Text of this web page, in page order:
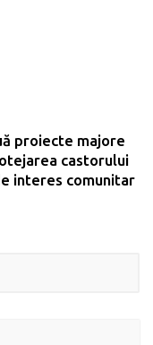
proiecte majore
castorului
interes comunitar